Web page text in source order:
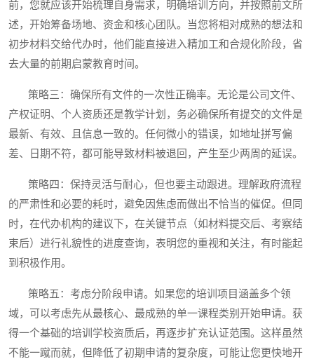
前，您就应该开始梳理自身需求，明确培训方向，并按照前文所
述，开始筹备场地、资金和核心团队。当您将相对成熟的想法和
初步材料交给代办时，他们能直接进入精加工和合规化阶段，省
去大量的前期启蒙教育时间。
策略三：确保所有文件的一次性正确率。无论是公司文件、
产权证明、个人资质还是教学计划，务必确保所有提交的文件是
最新、有效、且信息一致的。任何微小的错误，如地址拼写偏
差、日期不符，都可能导致材料被退回，产生至少两周的延误。
策略四：保持灵活与耐心，但也要主动跟进。理解政府流程
的严肃性和必要的耗时，避免因焦虑而做出不恰当的催促。但同
时，在代办机构的建议下，在关键节点（如材料提交后、考察结
束后）进行礼貌性的进度查询，表明您的重视和关注，有时能起
到积极作用。
策略五：考虑分阶段申请。如果您的培训项目涵盖多个领
域，可以考虑先从最核心、最成熟的单一课程类别开始申请。获
得一个基础的培训学校资质后，再逐步扩充认证范围。这样虽然
不能一蹴而就，但降低了初期申请的复杂度，可能让您更快地开